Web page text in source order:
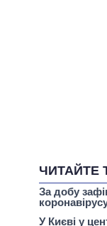
ЧИТАЙТЕ
За добу
У Києві у